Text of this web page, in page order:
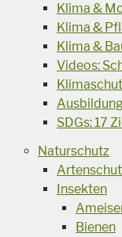
Klima &
Klima &
Klima &
Videos:
SDGs: 17
Naturschutz
Insekten
Bienen